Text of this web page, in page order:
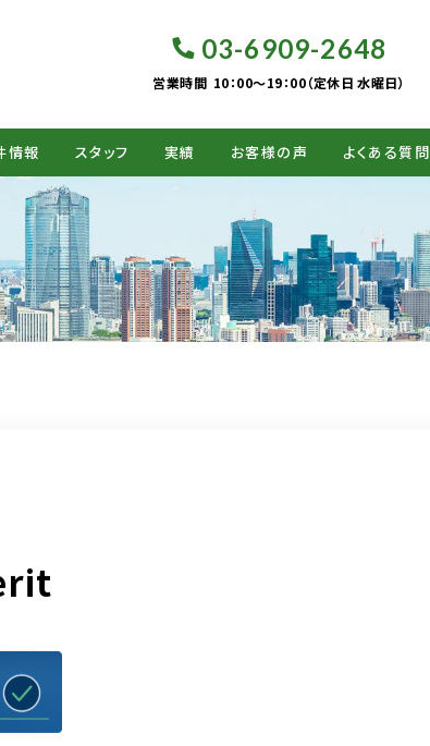
03-6909-2648
営業時間 10：00～19：00（定休日 水曜日）
情報 スタッフ 実績 お客様の声 よくある質問